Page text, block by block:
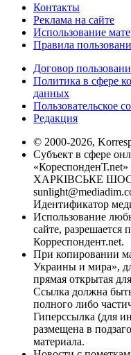
Контакты
Реклама на сайте
Использование
Правила
Договор
Политика в сфере
данных
Пользовательское
Редакция
© 2000-2026,
Субъект в сфере
ХАРКІВСЬКЕ ШОСЕ,
Идентификатор
Использование
сайте, разрешается
Корреспондент.net.
При копировании
Украины и мира»,
прямая открытая
Ссылка должна
полного либо
Гиперссылка (для
размещена в
материала.